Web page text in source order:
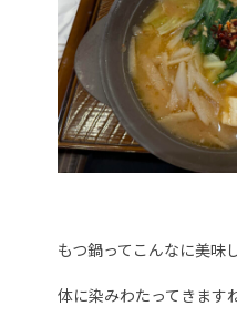
もつ鍋ってこんなに美味
体に染みわたってきます